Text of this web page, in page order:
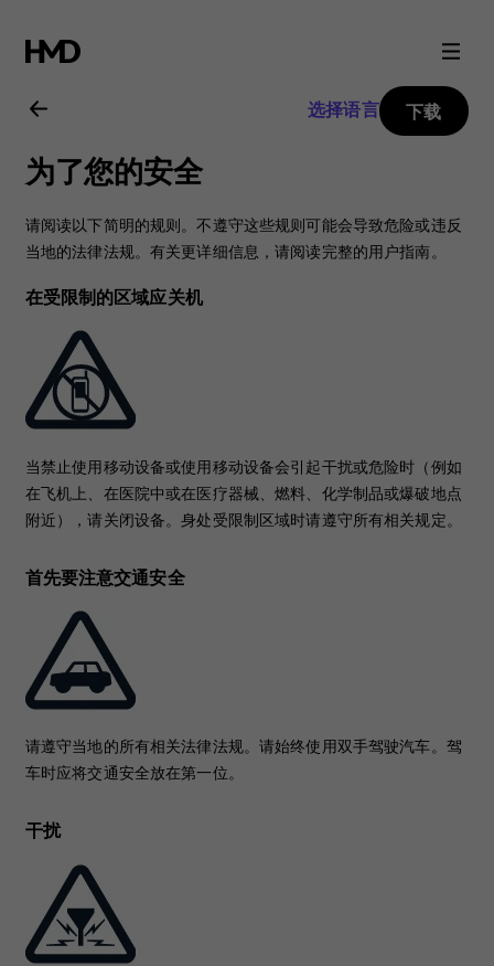
Nokia
105
(2017)
用
户
指
南
选择语言 下载
为了您的安全
请阅读以下简明的规则。不遵守这些规则可能会导致危险或违反
当地的法律法规。有关更详细信息，请阅读完整的用户指南。
在受限制的区域应关机
当禁止使用移动设备或使用移动设备会引起干扰或危险时（例如
在飞机上、在医院中或在医疗器械、燃料、化学制品或爆破地点
附近），请关闭设备。身处受限制区域时请遵守所有相关规定。
首先要注意交通安全
请遵守当地的所有相关法律法规。请始终使用双手驾驶汽车。驾
车时应将交通安全放在第一位。
干扰